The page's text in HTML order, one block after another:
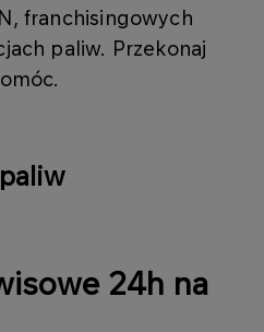
franchisingowych
paliw. Przekonaj
24h na